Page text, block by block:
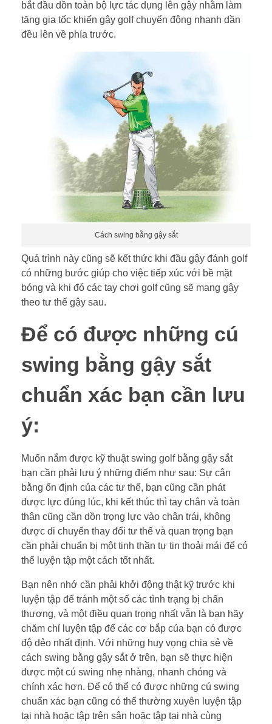
bắt đầu dồn toàn bộ lực tác dụng lên gậy nhằm làm
tăng gia tốc khiến gậy golf chuyển động nhanh dần
đều lên về phía trước.
Cách swing bằng gậy sắt
Quá trình này cũng sẽ kết thức khi đầu gậy đánh golf
có những bước giúp cho việc tiếp xúc với bề mặt
bóng và khi đó các tay chơi golf cũng sẽ mang gậy
theo tư thế gậy sau.
Để có được những cú
swing bằng gậy sắt
chuẩn xác bạn cần lưu
ý:
Muốn nắm được kỹ thuật swing golf bằng gậy sắt
bạn cần phải lưu ý những điểm như sau: Sự cân
bằng ổn định của các tư thế, bạn cũng cần phát
được lực đúng lúc, khi kết thúc thì tay chân và toàn
thân cũng cần dồn trọng lực vào chân trái, không
được di chuyển thay đổi tư thế và quan trọng bạn
cần phải chuẩn bị một tinh thần tự tin thoải mái để có
thể luyện tập một cách tốt nhất.
Bạn nên nhớ cần phải khởi động thật kỹ trước khi
luyện tập để tránh một số các tình trạng bị chấn
thương, và một điều quan trọng nhất vẫn là bạn hãy
chăm chỉ luyện tập để các cơ bắp của bạn có được
độ dẻo nhất định. Với những huy vọng chia sẻ về
cách swing bằng gậy sắt ở trên, bạn sẽ thực hiện
được một cú swing nhẹ nhàng, nhanh chóng và
chính xác hơn. Để có thể có được những cú swing
chuẩn xác bạn cũng có thể thường xuyên luyện tập
tại nhà hoặc tập trên sân hoặc tập tại nhà cùng